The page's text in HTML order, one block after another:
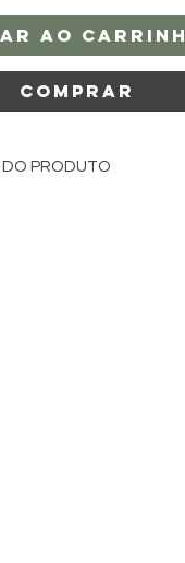
ao
Comprar
DO PRODUTO